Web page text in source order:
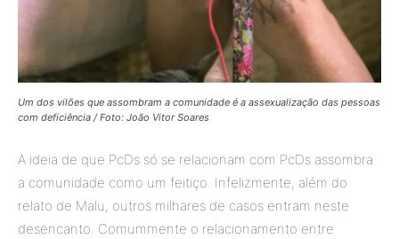
Um dos vilões que assombram a comunidade é a assexualização das pessoas
com deficiência / Foto: João Vitor Soares
A ideia de que PcDs só se relacionam com PcDs assombra
a comunidade como um feitiço. Infelizmente, além do
relato de Malu, outros milhares de casos entram neste
desencanto. Comummente o relacionamento entre